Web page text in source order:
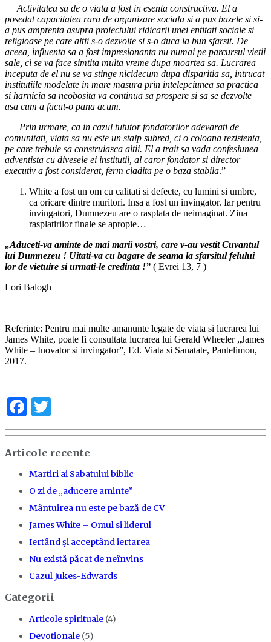
Activitatea sa de o viata a fost in esenta constructiva. El a
posedat capacitatea rara de organizare sociala si a pus bazele si si-
a pus amprenta asupra proiectului ridicarii unei entitati sociale si
religioase pe care altii s-o dezvolte si s-o duca la bun sfarsit. De
aceea, influenta sa a fost impresionanta nu numai pe parcursul vietii
sale, ci se va face simtita multa vreme dupa moartea sa. Lucrarea
inceputa de el nu se va stinge nicidecum dupa disparitia sa, intrucat
institutiile modelate in mare masura prin intelepciunea sa practica
si harnicia sa neobosita va continua sa prospere si sa se dezvolte
asa cum a facut-o pana acum.
Prin urmare, ca in cazul tututor fondatorilor adevarati de
comunitati, viata sa nu este un stalp subred, ci o coloana rezistenta,
pe care trebuie sa construiasca altii. El a trait sa vada confesiunea
adventista cu divesele ei institutii, al caror fondator si director
executiv a fost considerat, ferm cladita pe o baza stabila.”
White a fost un om cu calitati si defecte, cu lumini si umbre,
ca oricare dintre muritori. Insa a fost un invingator. Iar pentru
invingatori, Dumnezeu are o rasplata de neimaginat. Ziua
rasplatirilor finale se apropie…
„Aduceti-va aminte de mai marii vostri, care v-au vestit Cuvantul
lui Dumnezeu ! Uitati-va cu bagare de seama la sfarsitul felului
lor de vietuire si urmati-le credinta !” ( Evrei 13, 7 )
Lori Balogh
Referinte: Pentru mai multe amanunte legate de viata si lucrarea lui
James White, poate fi consultata lucrarea lui Gerald Wheeler „James
White – Inovator si invingator”, Ed. Viata si Sanatate, Pantelimon,
2017.
Facebook
Articole recente
Martiri ai Sabatului biblic
O zi de „aducere aminte”
Mântuirea nu este pe bază de CV
James White – Omul si liderul
Iertând şi acceptând iertarea
Nu există păcat de neînvins
Cazul Jukes-Edwards
Categorii
Articole spirituale (4)
Devotionale (5)